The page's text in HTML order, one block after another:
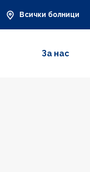
Всички болници
За нас